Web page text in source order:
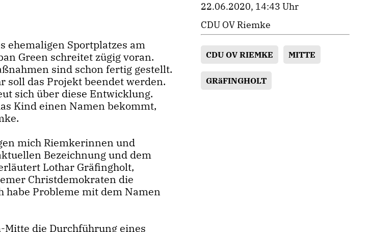
ehemaligen Sportplatzes am
Green schreitet zügig voran.
sind schon fertig gestellt.
soll das Projekt beendet werden.
sich über diese Entwicklung.
Kind einen Namen bekommt,
mich Riemkerinnen und
Bezeichnung und dem
Lothar Gräfingholt,
Christdemokraten die
habe Probleme mit dem Namen
Mitte die Durchführung eines
22.06.2020, 14:43 Uhr
CDU OV Riemke
CDU OV RIEMKE MITTE
GRäFINGHOLT